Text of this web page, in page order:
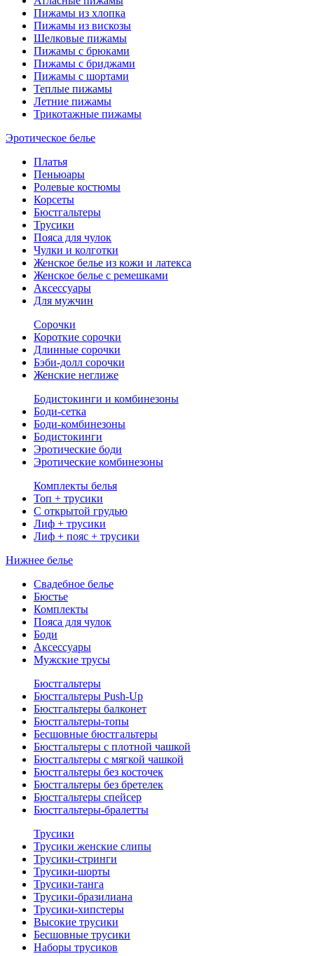
Пижамы из хлопка
Пижамы из вискозы
Шелковые пижамы
Пижамы с брюками
Пижамы с бриджами
Пижамы с шортами
Теплые пижамы
Летние пижамы
Трикотажные пижамы
Эротическое белье
Платья
Пеньюары
Ролевые костюмы
Корсеты
Бюстгальтеры
Трусики
Пояса для чулок
Чулки и колготки
Женское белье из кожи и латекса
Женское белье с ремешками
Аксессуары
Для мужчин
Сорочки
Короткие сорочки
Длинные сорочки
Бэби-долл сорочки
Женские неглиже
Бодистокинги и комбинезоны
Боди-сетка
Боди-комбинезоны
Бодистокинги
Эротические боди
Эротические комбинезоны
Комплекты белья
Топ + трусики
С открытой грудью
Лиф + трусики
Лиф + пояс + трусики
Нижнее белье
Свадебное белье
Бюстье
Комплекты
Пояса для чулок
Боди
Аксессуары
Мужские трусы
Бюстгальтеры
Бюстгальтеры Push-Up
Бюстгальтеры балконет
Бюстгальтеры-топы
Бесшовные бюстгальтеры
Бюстгальтеры с плотной чашкой
Бюстгальтеры с мягкой чашкой
Бюстгальтеры без косточек
Бюстгальтеры без бретелек
Бюстгальтеры спейсер
Бюстгальтеры-бралетты
Трусики
Трусики женские слипы
Трусики-стринги
Трусики-шорты
Трусики-танга
Трусики-бразилиана
Трусики-хипстеры
Высокие трусики
Бесшовные трусики
Наборы трусиков